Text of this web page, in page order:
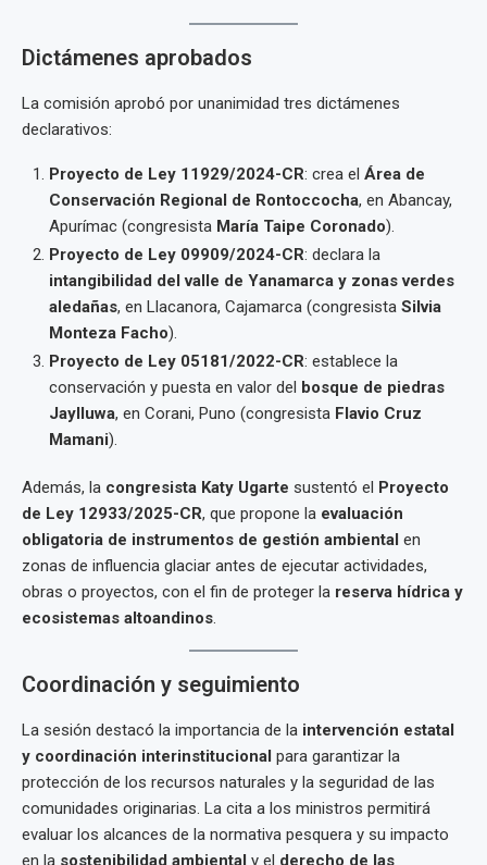
Dictámenes aprobados
La comisión aprobó por unanimidad tres dictámenes
declarativos:
Proyecto de Ley 11929/2024-CR: crea el Área de
Conservación Regional de Rontoccocha, en Abancay,
Apurímac (congresista María Taipe Coronado).
Proyecto de Ley 09909/2024-CR: declara la
intangibilidad del valle de Yanamarca y zonas verdes
aledañas, en Llacanora, Cajamarca (congresista Silvia
Monteza Facho).
Proyecto de Ley 05181/2022-CR: establece la
conservación y puesta en valor del bosque de piedras
Jaylluwa, en Corani, Puno (congresista Flavio Cruz
Mamani).
Además, la congresista Katy Ugarte sustentó el Proyecto
de Ley 12933/2025-CR, que propone la evaluación
obligatoria de instrumentos de gestión ambiental en
zonas de influencia glaciar antes de ejecutar actividades,
obras o proyectos, con el fin de proteger la reserva hídrica y
ecosistemas altoandinos.
Coordinación y seguimiento
La sesión destacó la importancia de la intervención estatal
y coordinación interinstitucional para garantizar la
protección de los recursos naturales y la seguridad de las
comunidades originarias. La cita a los ministros permitirá
evaluar los alcances de la normativa pesquera y su impacto
en la sostenibilidad ambiental y el derecho de las